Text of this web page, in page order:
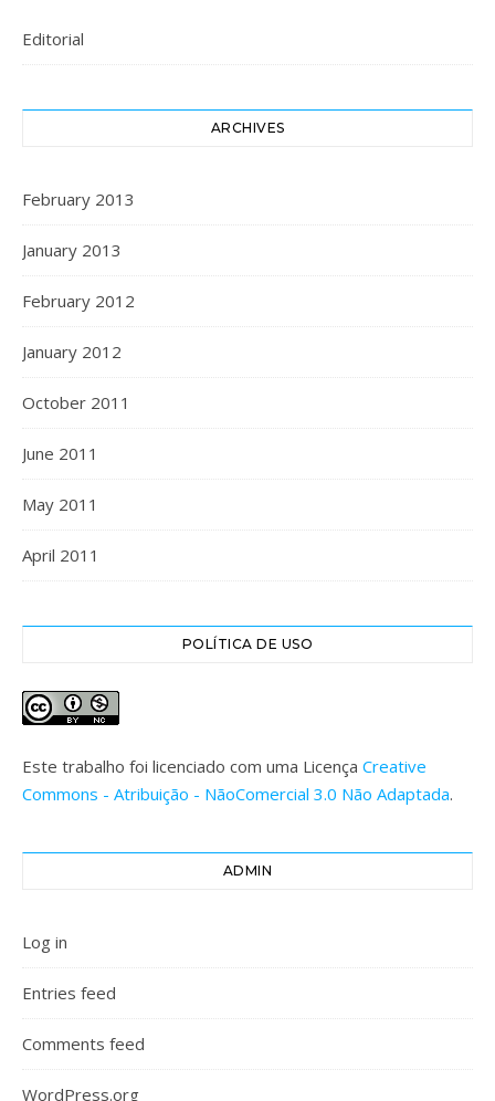
Editorial
ARCHIVES
February 2013
January 2013
February 2012
January 2012
October 2011
June 2011
May 2011
April 2011
POLÍTICA DE USO
Este trabalho foi licenciado com uma Licença Creative
Commons - Atribuição - NãoComercial 3.0 Não Adaptada.
ADMIN
Log in
Entries feed
Comments feed
WordPress.org